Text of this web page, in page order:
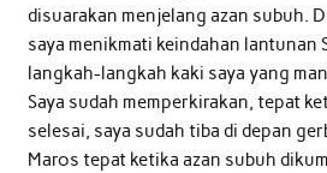
disuarakan menjelang azan subuh.
saya menikmati keindahan lantunan
langkah-langkah kaki saya yang
Saya sudah memperkirakan, tepat
selesai, saya sudah tiba di depan
Maros tepat ketika azan subuh